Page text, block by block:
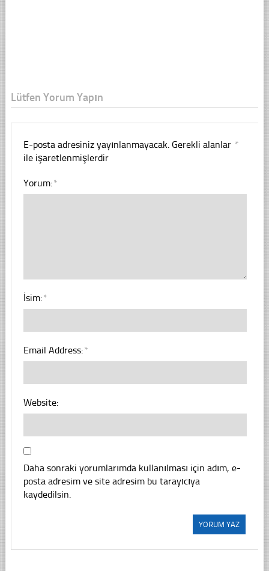
Lütfen Yorum Yapın
E-posta adresiniz yayınlanmayacak. Gerekli alanlar *
ile işaretlenmişlerdir
Yorum:*
İsim:*
Email Address:*
Website:
Daha sonraki yorumlarımda kullanılması için adım, e-
posta adresim ve site adresim bu tarayıcıya
kaydedilsin.